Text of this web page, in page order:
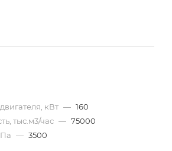
кВт — 160
тыс.м3/час — 75000
— 3500